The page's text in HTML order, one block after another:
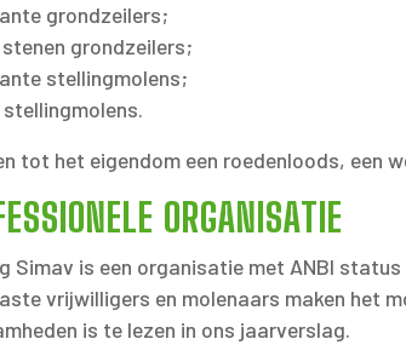
grondzeilers;
grondzeilers;
stellingmolens;
tot het eigendom een roedenloods, een
ORGANISATIE
Simav is een organisatie met ANBI
vrijwilligers en molenaars maken het
is te lezen in ons jaarverslag.